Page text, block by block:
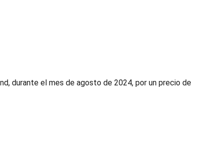
durante el mes de agosto de 2024, por un precio de